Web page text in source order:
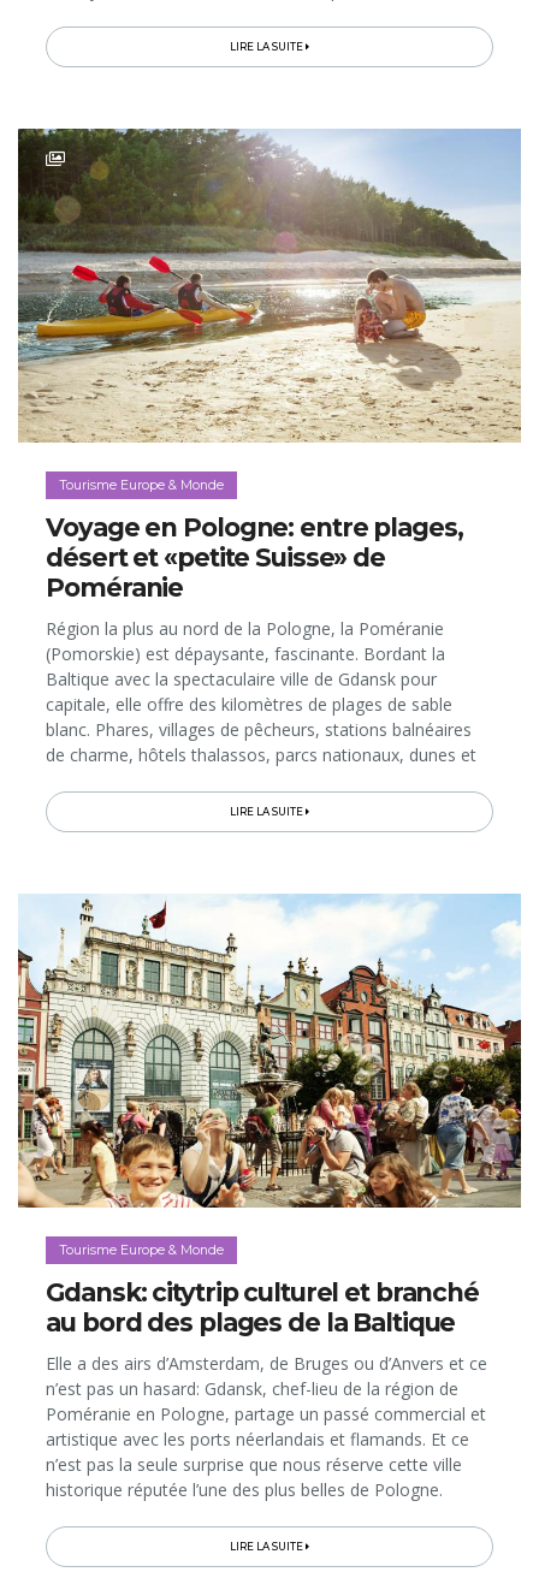
vivre en (...)
LIRE LA SUITE
Tourisme Europe & Monde
Voyage en Pologne: entre plages,
désert et «petite Suisse» de
Poméranie
Région la plus au nord de la Pologne, la Poméranie
(Pomorskie) est dépaysante, fascinante. Bordant la
Baltique avec la spectaculaire ville de Gdansk pour
capitale, elle offre des kilomètres de plages de sable
blanc. Phares, villages de pêcheurs, stations balnéaires
de charme, hôtels thalassos, parcs nationaux, dunes et
LIRE LA SUITE
Tourisme Europe & Monde
Gdansk: citytrip culturel et branché
au bord des plages de la Baltique
Elle a des airs d’Amsterdam, de Bruges ou d’Anvers et ce
n’est pas un hasard: Gdansk, chef-lieu de la région de
Poméranie en Pologne, partage un passé commercial et
artistique avec les ports néerlandais et flamands. Et ce
n’est pas la seule surprise que nous réserve cette ville
historique réputée l’une des plus belles de Pologne.
LIRE LA SUITE